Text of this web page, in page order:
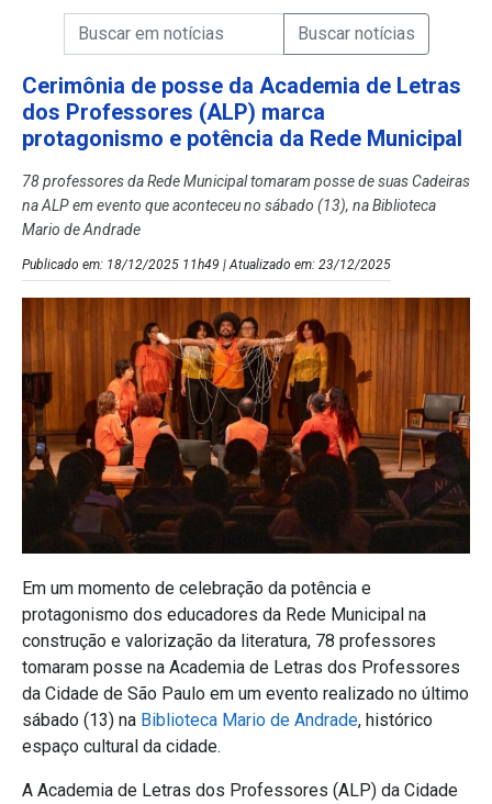
Campo de Busca de Notícias
Campo de Busca de informaçõesEnviar a Busca de Notícias
Cerimônia de posse da Academia de Letras
dos Professores (ALP) marca
protagonismo e potência da Rede Municipal
78 professores da Rede Municipal tomaram posse de suas Cadeiras
na ALP em evento que aconteceu no sábado (13), na Biblioteca
Mario de Andrade
Publicado em: 18/12/2025 11h49 | Atualizado em: 23/12/2025
Em um momento de celebração da potência e
protagonismo dos educadores da Rede Municipal na
construção e valorização da literatura, 78 professores
tomaram posse na Academia de Letras dos Professores
da Cidade de São Paulo em um evento realizado no último
sábado (13) na Biblioteca Mario de Andrade, histórico
espaço cultural da cidade.
A Academia de Letras dos Professores (ALP) da Cidade